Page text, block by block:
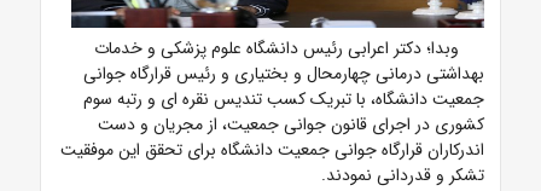
وبدا؛ دکتر اعرابی رئیس دانشگاه علوم پزشکی و خدمات
بهداشتی درمانی چهارمحال و بختیاری و رئیس قرارگاه جوانی
جمعیت دانشگاه، با تبریک کسب تندیس نقره ای و رتبه سوم
کشوری در اجرای قانون جوانی جمعیت، از مجریان و دست
اندرکاران قرارگاه جوانی جمعیت دانشگاه برای تحقق این موفقیت
تشکر و قدردانی نمودند.